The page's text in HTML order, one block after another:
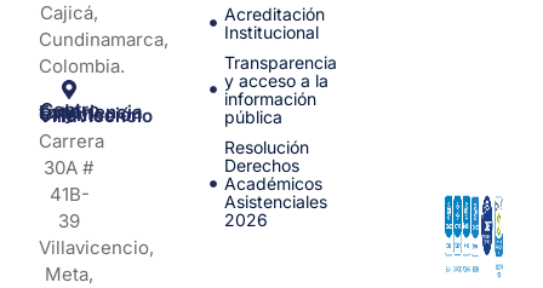
Cajicá,
Cundinamarca,
Colombia.
Centro de Experiencia y Orientación Villavicencio
Carrera
30A #
41B-
39
Villavicencio,
Meta,
Acreditación
Institucional
Transparencia
y acceso a la
información
pública
Resolución
Derechos
Académicos
Asistenciales
2026